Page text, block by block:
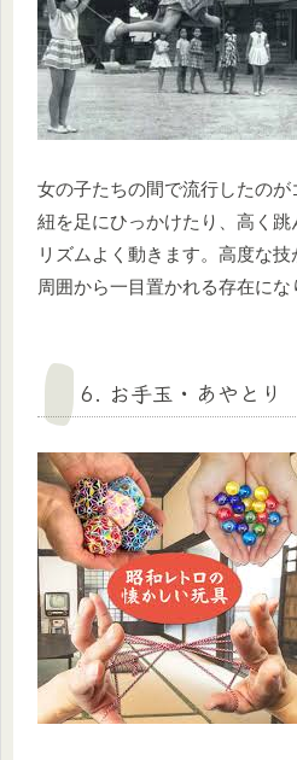
女の子たちの間で流行したの
紐を足にひっかけたり、高く
リズムよく動きます。高度な技
周囲から一目置かれる存在にな
6. お手玉・あやとり